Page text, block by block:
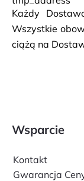
południowo-
Santa Ponsa.
Każdy
Wszystkie
ciążą na
Wsparcie
Kontakt
Gwarancja